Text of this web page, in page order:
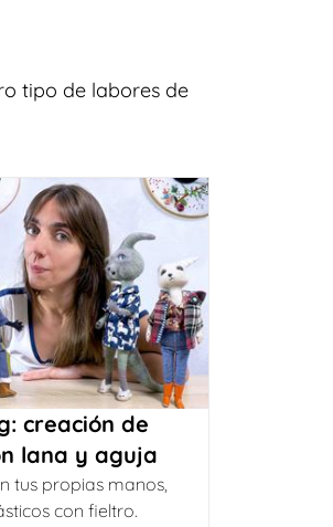
tipo de labores de
creación de
lana y aguja
tus propias manos,
con fieltro.